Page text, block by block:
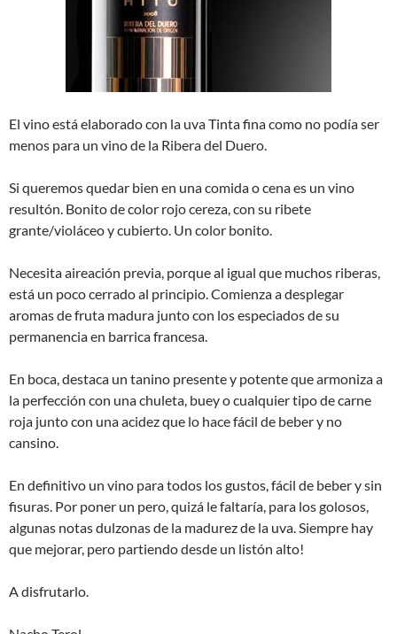
El vino está elaborado con la uva Tinta fina como no podía ser
menos para un vino de la Ribera del Duero.
Si queremos quedar bien en una comida o cena es un vino
resultón. Bonito de color rojo cereza, con su ribete
grante/violáceo y cubierto. Un color bonito.
Necesita aireación previa, porque al igual que muchos riberas,
está un poco cerrado al principio. Comienza a desplegar
aromas de fruta madura junto con los especiados de su
permanencia en barrica francesa.
En boca, destaca un tanino presente y potente que armoniza a
la perfección con una chuleta, buey o cualquier tipo de carne
roja junto con una acidez que lo hace fácil de beber y no
cansino.
En definitivo un vino para todos los gustos, fácil de beber y sin
fisuras. Por poner un pero, quizá le faltaría, para los golosos,
algunas notas dulzonas de la madurez de la uva. Siempre hay
que mejorar, pero partiendo desde un listón alto!
A disfrutarlo.